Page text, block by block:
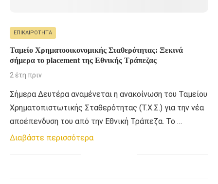
ΕΠΙΚΑΙΡΌΤΗΤΑ
Ταμείο Χρηματοοικονομικής Σταθερότητας: Ξεκινά
σήμερα το placement της Εθνικής Τράπεζας
2 έτη πριν
Σήμερα Δευτέρα αναμένεται η ανακοίνωση του Ταμείου
Χρηματοπιστωτικής Σταθερότητας (Τ.Χ.Σ.) για την νέα
αποέπενδυση του από την Εθνική Τράπεζα. Το …
Διαβάστε περισσότερα